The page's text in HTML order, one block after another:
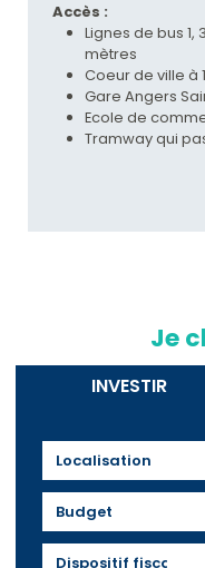
Accès :
Lignes de bus 1,
mètres
Coeur de ville à
Gare Angers
Ecole de
Tramway qui
Je
INVESTIR
Budget